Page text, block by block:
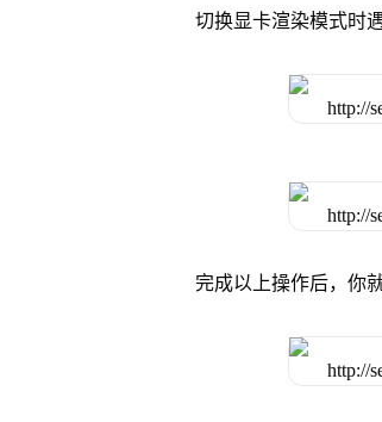
切换显卡渲染模式时
完成以上操作后，你